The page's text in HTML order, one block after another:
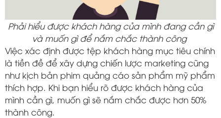
Phải hiểu được khách hàng của mình đang cần gì
và muốn gì để nắm chắc thành công
Việc xác định được tệp khách hàng mục tiêu chính
là tiền đề để xây dựng chiến lược marketing cũng
như kịch bản phim quảng cáo sản phẩm mỹ phẩm
thích hợp. Khi bạn hiểu rõ được khách hàng của
mình cần gì, muốn gì sẽ nắm chắc được hơn 50%
thành công.